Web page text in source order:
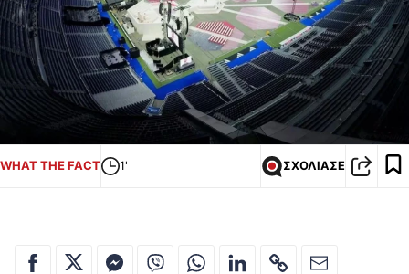
WHAT THE FACT 1' ΣΧΟΛΙΑΣΕ